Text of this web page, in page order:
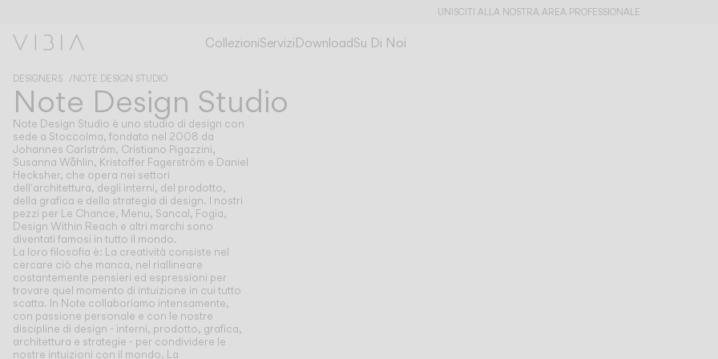
UNISCITI ALLA NOSTRA AREA PROFESSIONALE
CollezioniServiziDownloadSu Di Noi
DESIGNERS NOTE DESIGN STUDIO
Note Design Studio
Note Design Studio è uno studio di design con
sede a Stoccolma, fondato nel 2008 da
Johannes Carlström, Cristiano Pigazzini,
Susanna Wåhlin, Kristoffer Fagerström e Daniel
Hecksher, che opera nei settori
dell'architettura, degli interni, del prodotto,
della grafica e della strategia di design. I nostri
pezzi per Le Chance, Menu, Sancal, Fogia,
Design Within Reach e altri marchi sono
diventati famosi in tutto il mondo.
La loro filosofia è: La creatività consiste nel
cercare ciò che manca, nel riallineare
costantemente pensieri ed espressioni per
trovare quel momento di intuizione in cui tutto
scatta. In Note collaboriamo intensamente,
con passione personale e con le nostre
discipline di design - interni, prodotto, grafica,
architettura e strategie - per condividere le
nostre intuizioni con il mondo. La